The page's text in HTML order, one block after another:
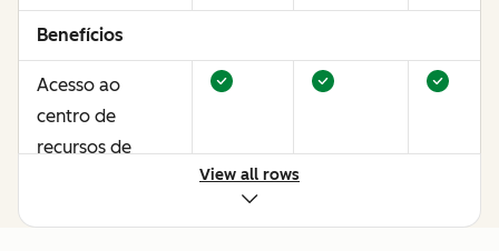
Benefícios
Acesso ao
centro de
recursos de
View all rows